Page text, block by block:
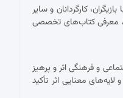
کارگردانان و سایر
معرفی کتاب‌های تخصصی
و فرهنگی اثر و پرهیز
معنایی اثر تأکید